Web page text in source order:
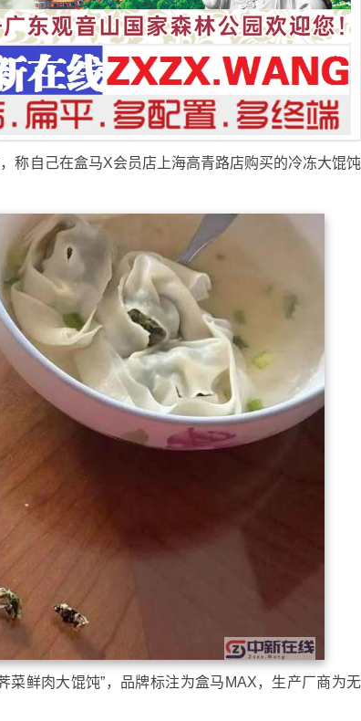
称自己在盒马X会员店上海高青路店购买的冷冻大馄饨
菜鲜肉大馄饨”，品牌标注为盒马MAX，生产厂商为无